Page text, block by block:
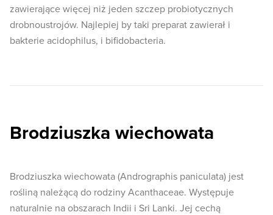
zawierające więcej niż jeden szczep probiotycznych
drobnoustrojów. Najlepiej by taki preparat zawierał i
bakterie acidophilus, i bifidobacteria.
Brodziuszka wiechowata
Brodziuszka wiechowata (Andrographis paniculata) jest
rośliną należącą do rodziny Acanthaceae. Występuje
naturalnie na obszarach Indii i Sri Lanki. Jej cechą